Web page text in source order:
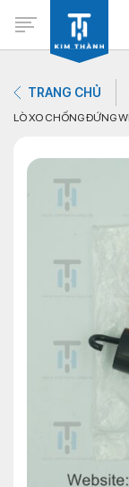
Không
TRANG CHỦ
LÒ XO CHỐNG ĐỨNG